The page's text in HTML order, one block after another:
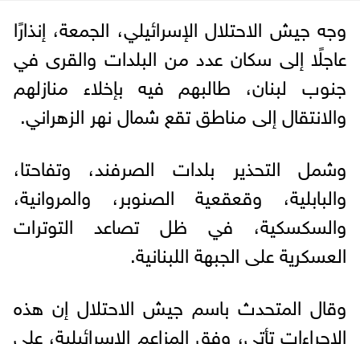
وجه جيش الاحتلال الإسرائيلي، الجمعة، إنذارًا
عاجلًا إلى سكان عدد من البلدات والقرى في
جنوب لبنان، طالبهم فيه بإخلاء منازلهم
والانتقال إلى مناطق تقع شمال نهر الزهراني.
وشمل التحذير بلدات الصرفند، وتفاحتا،
والبابلية، وقعقعية الصنوبر، والمروانية،
والسكسكية، في ظل تصاعد التوترات
العسكرية على الجبهة اللبنانية.
وقال المتحدث باسم جيش الاحتلال إن هذه
الإجراءات تأتي، وفق المزاعم الإسرائيلية، على